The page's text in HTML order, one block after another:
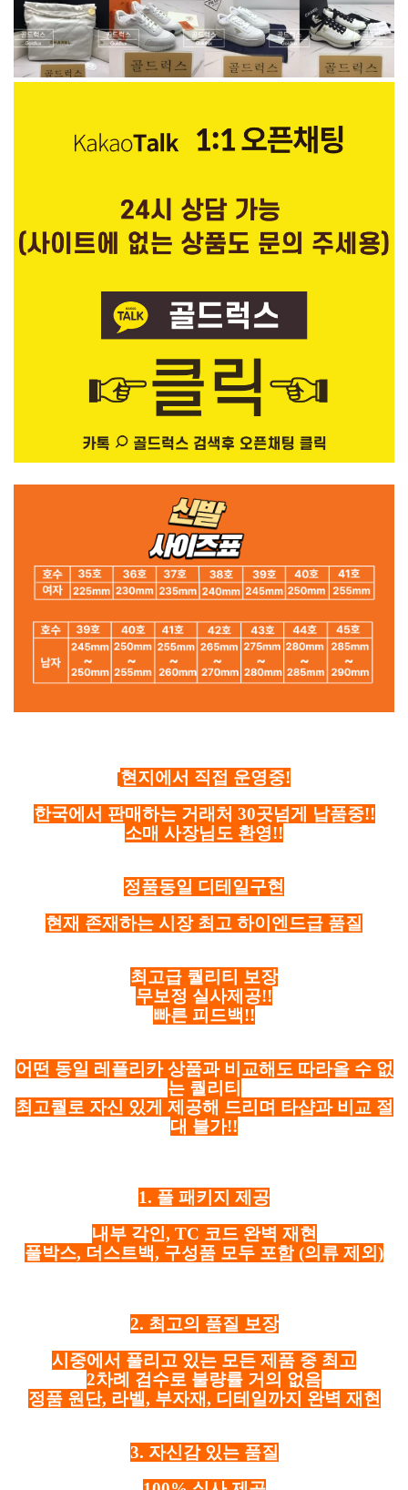
현지에서 직접 운영중!
한국에서 판매하는 거래처 30곳넘게 납품중!!
소매 사장님도 환영!!
정품동일 디테일구현
현재 존재하는 시장 최고 하이엔드급 품질
최고급 퀄리티 보장
무보정 실사제공!!
빠른 피드백!!
어떤 동일 레플리카 상품과 비교해도 따라올 수 없
는 퀄리티
최고퀄로 자신 있게 제공해 드리며 타샵과 비교 절
대 불가!!
1. 풀 패키지 제공
내부 각인, TC 코드 완벽 재현
풀박스, 더스트백, 구성품 모두 포함 (의류 제외)
2. 최고의 품질 보장
시중에서 풀리고 있는 모든 제품 중 최고
2차례 검수로 불량률 거의 없음
정품 원단, 라벨, 부자재, 디테일까지 완벽 재현
3. 자신감 있는 품질